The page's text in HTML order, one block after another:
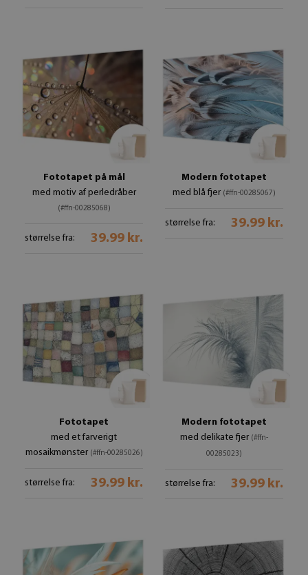
Fototapet på mål
med motiv af perledråber
(#ffn-00285068)
størrelse fra: 39.99 kr.
Modern fototapet
med blå fjer (#ffn-00285067)
størrelse fra: 39.99 kr.
Fototapet
med et farverigt
mosaikmønster (#ffn-00285026)
størrelse fra: 39.99 kr.
Modern fototapet
med delikate fjer (#ffn-
00285023)
størrelse fra: 39.99 kr.